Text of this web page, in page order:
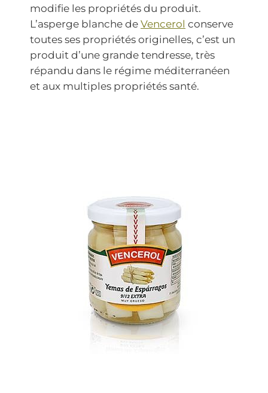
modifie les propriétés du produit.
L’asperge blanche de Vencerol conserve
toutes ses propriétés originelles, c’est un
produit d’une grande tendresse, très
répandu dans le régime méditerranéen
et aux multiples propriétés santé.